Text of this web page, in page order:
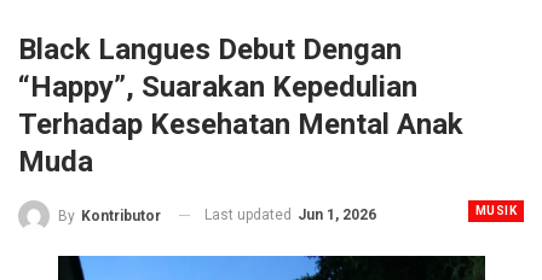
Black Langues Debut Dengan
“Happy”, Suarakan Kepedulian
Terhadap Kesehatan Mental Anak
Muda
MUSIK
By Kontributor Last updated Jun 1, 2026